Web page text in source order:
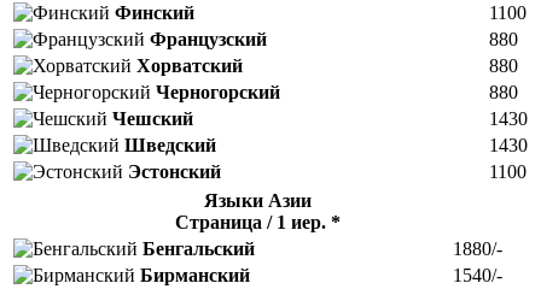
Финский
1100
Французский
880
Хорватский
880
Черногорский
880
Чешский
1430
Шведский
1430
Эстонский
1100
Языки Азии
Страница / 1 иер. *
Бенгальский
1880/-
Бирманский
1540/-